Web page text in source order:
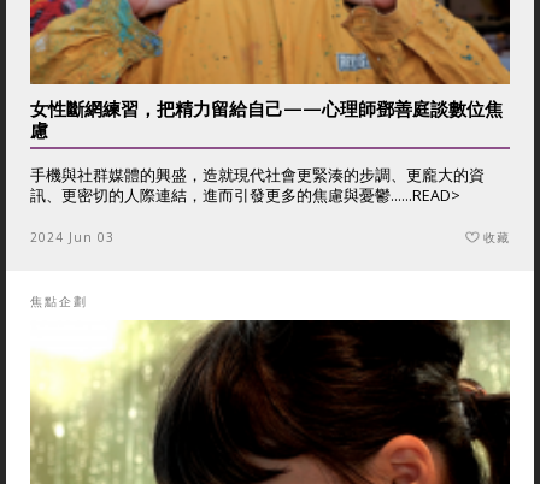
女性斷網練習，把精力留給自己——心理師鄧善庭談數位焦
慮
手機與社群媒體的興盛，造就現代社會更緊湊的步調、更龐大的資
訊、更密切的人際連結，進而引發更多的焦慮與憂鬱......READ>
2024 Jun 03 收藏
焦點企劃